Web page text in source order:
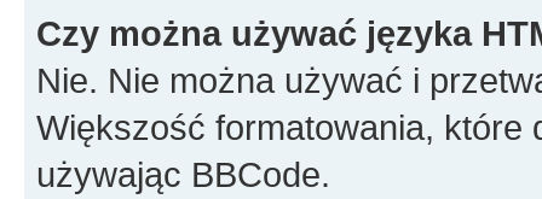
Czy można używać języka
Nie. Nie można używać i
Większość formatowania,
używając BBCode.